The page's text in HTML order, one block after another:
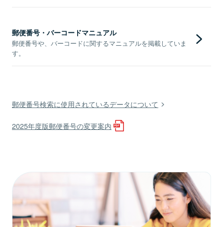
郵便番号・バーコードマニュアル
郵便番号や、バーコードに関するマニュアルを掲載していま
す。
郵便番号検索に使用されているデータについて
2025年度版郵便番号の変更案内